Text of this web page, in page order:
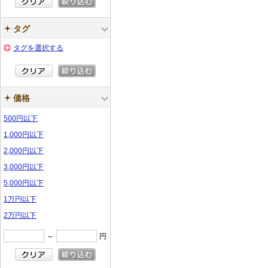
タグ
タグを選択する
価格
500円以下
1,000円以下
2,000円以下
3,000円以下
5,000円以下
1万円以下
2万円以下
～ 円